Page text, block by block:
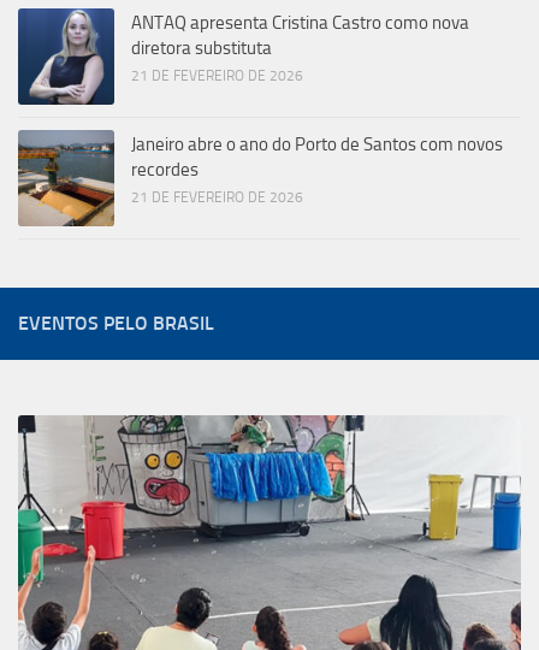
ANTAQ apresenta Cristina Castro como nova
diretora substituta
21 DE FEVEREIRO DE 2026
Janeiro abre o ano do Porto de Santos com novos
recordes
21 DE FEVEREIRO DE 2026
EVENTOS PELO BRASIL